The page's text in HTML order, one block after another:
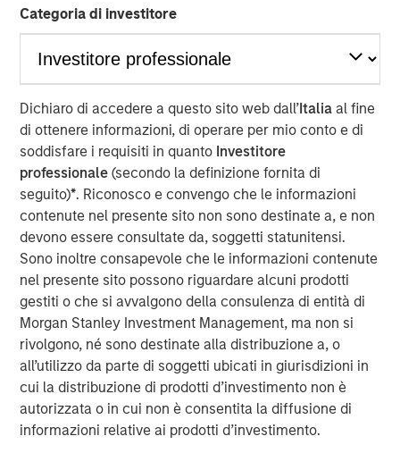
Categoria di investitore
Dichiaro di accedere a questo sito web dall’Italia al fine
di ottenere informazioni, di operare per mio conto e di
soddisfare i requisiti in quanto Investitore
professionale(secondo la definizione fornita di
seguito)*. Riconosco e convengo che le informazioni
contenute nel presente sito non sono destinate a, e non
devono essere consultate da, soggetti statunitensi.
Sono inoltre consapevole che le informazioni contenute
nel presente sito possono riguardare alcuni prodotti
gestiti o che si avvalgono della consulenza di entità di
Morgan Stanley Investment Management, ma non si
rivolgono, né sono destinate alla distribuzione a, o
all’utilizzo da parte di soggetti ubicati in giurisdizioni in
cui la distribuzione di prodotti d’investimento non è
autorizzata o in cui non è consentita la diffusione di
informazioni relative ai prodotti d’investimento.
Video
Lauren Hochfelder joins Bloomberg Surveillance Radio to
discuss her outlook on commercial real estate and
sectors where she sees potential opportunity.
About Bloomberg Surveillance Radio
The economy and the markets are “under surveillance”
as they cover the latest in finance, economics, and
investment. Join Tom Keene and Paul Sweeney for the
latest conversations from Bloomberg Surveillance Radio.
Approfondimenti correlati
AUDIO
Building Durable Real Estate Portfolios at
Morgan Stanley with Lauren Hochfelder